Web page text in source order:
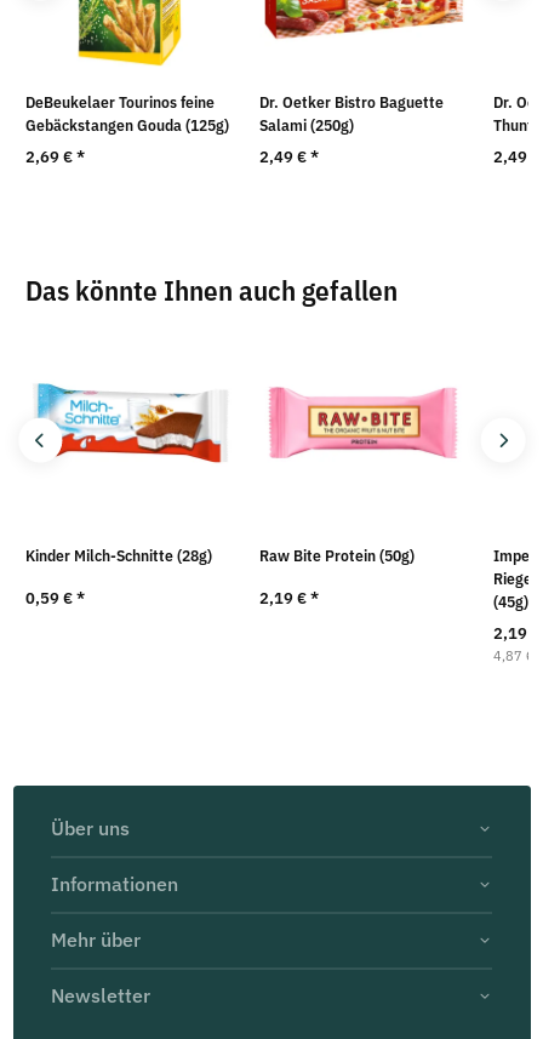
DeBeukelaer Tourinos feine
Gebäckstangen Gouda (125g)
2,69 €*
Dr. Oetker Bistro Baguette
Salami (250g)
2,49 €*
Dr.
2,49 €
Das könnte Ihnen auch gefallen
Kinder Milch-Schnitte (28g)
0,59 €*
Raw Bite Protein (50g)
2,19 €*
Riegel
(45g)
2,19 €
4,87 €
Über uns
Informationen
Mehr über
Newsletter